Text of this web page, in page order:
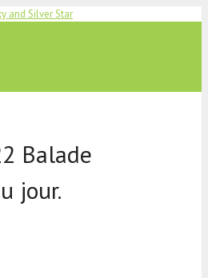
Balade
jour.